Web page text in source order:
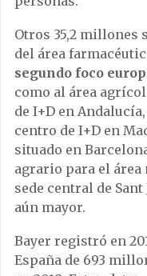
Otros 35,2 millones
del área
segundo foco
como al área
de I+D en
centro de I+D en
situado en
agrario para el área
sede central de
aún mayor.
Bayer registró en
España de 693